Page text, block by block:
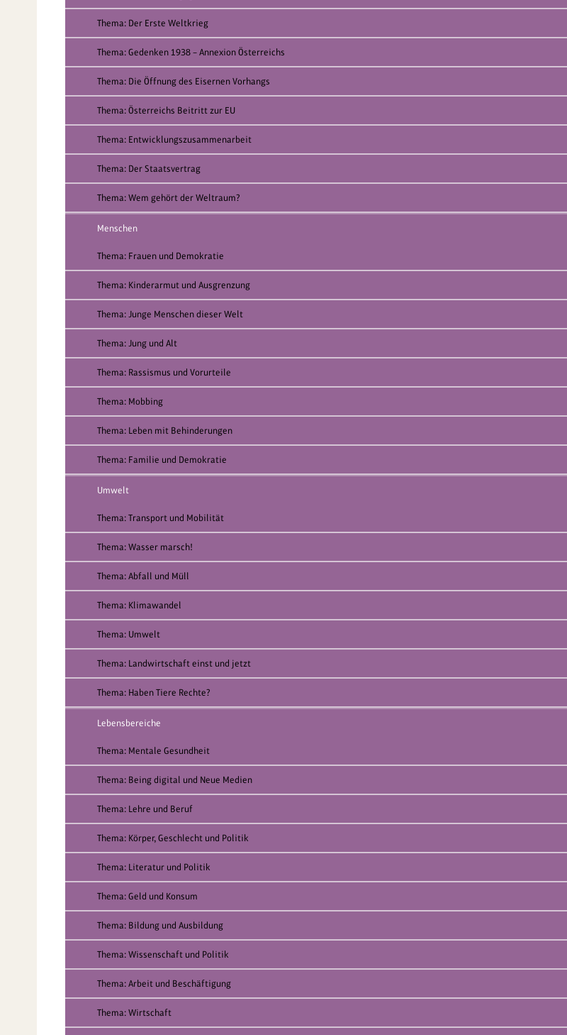
Thema: Der Erste Weltkrieg
Thema: Gedenken 1938 – Annexion Österreichs
Thema: Die Öffnung des Eisernen Vorhangs
Thema: Österreichs Beitritt zur EU
Thema: Entwicklungszusammenarbeit
Thema: Der Staatsvertrag
Thema: Wem gehört der Weltraum?
Menschen
Thema: Frauen und Demokratie
Thema: Kinderarmut und Ausgrenzung
Thema: Junge Menschen dieser Welt
Thema: Jung und Alt
Thema: Rassismus und Vorurteile
Thema: Mobbing
Thema: Leben mit Behinderungen
Thema: Familie und Demokratie
Umwelt
Thema: Transport und Mobilität
Thema: Wasser marsch!
Thema: Abfall und Müll
Thema: Klimawandel
Thema: Umwelt
Thema: Landwirtschaft einst und jetzt
Thema: Haben Tiere Rechte?
Lebensbereiche
Thema: Mentale Gesundheit
Thema: Being digital und Neue Medien
Thema: Lehre und Beruf
Thema: Körper, Geschlecht und Politik
Thema: Literatur und Politik
Thema: Geld und Konsum
Thema: Bildung und Ausbildung
Thema: Wissenschaft und Politik
Thema: Arbeit und Beschäftigung
Thema: Wirtschaft